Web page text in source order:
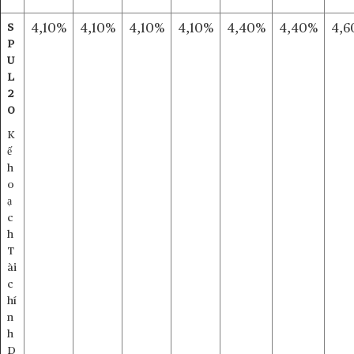
S
P
U
L
2
0
K
ế
h
o
ạ
c
h
T
ài
c
hí
n
h
D
4,10% 4,10% 4,10% 4,10% 4,40% 4,40%